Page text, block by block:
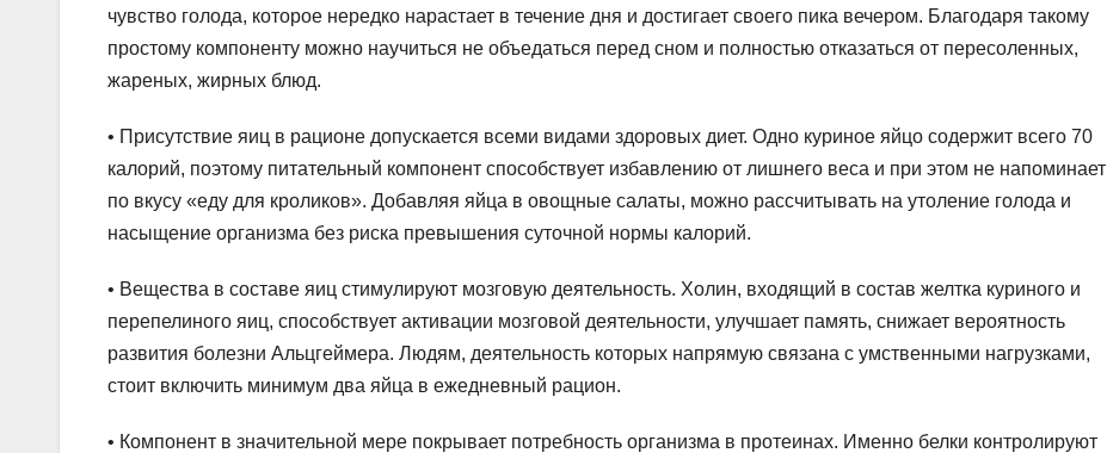
чувство голода, которое нередко нарастает в течение дня и достигает своего пика вечером. Благодаря такому
простому компоненту можно научиться не объедаться перед сном и полностью отказаться от пересоленных,
жареных, жирных блюд.
• Присутствие яиц в рационе допускается всеми видами здоровых диет. Одно куриное яйцо содержит всего 70
калорий, поэтому питательный компонент способствует избавлению от лишнего веса и при этом не напоминает
по вкусу «еду для кроликов». Добавляя яйца в овощные салаты, можно рассчитывать на утоление голода и
насыщение организма без риска превышения суточной нормы калорий.
• Вещества в составе яиц стимулируют мозговую деятельность. Холин, входящий в состав желтка куриного и
перепелиного яиц, способствует активации мозговой деятельности, улучшает память, снижает вероятность
развития болезни Альцгеймера. Людям, деятельность которых напрямую связана с умственными нагрузками,
стоит включить минимум два яйца в ежедневный рацион.
• Компонент в значительной мере покрывает потребность организма в протеинах. Именно белки контролируют